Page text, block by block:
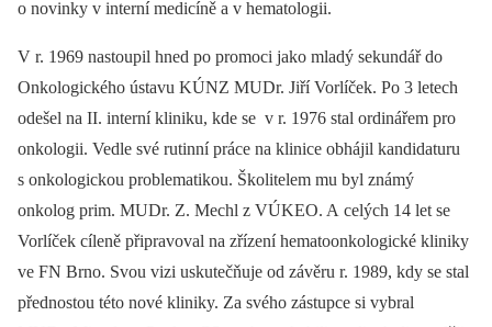
o novinky v interní medicíně a v hematologii.
V r. 1969 nastoupil hned po promoci jako mladý sekundář do
Onkologického ústavu KÚNZ MUDr. Jiří Vorlíček. Po 3 letech
odešel na II. interní kliniku, kde se v r. 1976 stal ordinářem pro
onkologii. Vedle své rutinní práce na klinice obhájil kandidaturu
s onkologickou problematikou. Školitelem mu byl známý
onkolog prim. MUDr. Z. Mechl z VÚKEO. A celých 14 let se
Vorlíček cíleně připravoval na zřízení hematoonkologické kliniky
ve FN Brno. Svou vizi uskutečňuje od závěru r. 1989, kdy se stal
přednostou této nové kliniky. Za svého zástupce si vybral